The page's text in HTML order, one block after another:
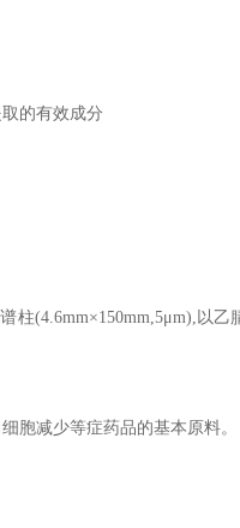
的有效成分
柱(4.6mm×150mm,5μm), 以乙
胞减少等症药品的基本原料。